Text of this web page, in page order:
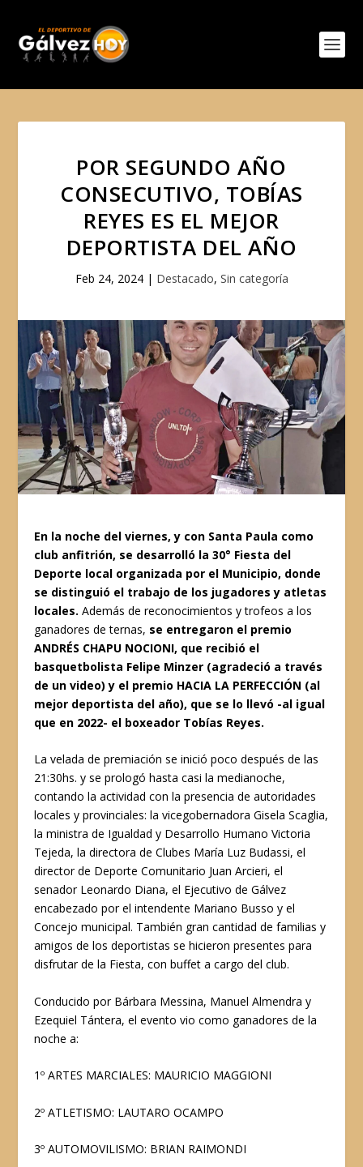
POR SEGUNDO AÑO
CONSECUTIVO, TOBÍAS
REYES ES EL MEJOR
DEPORTISTA DEL AÑO
Feb 24, 2024| Destacado, Sin categoría
En la noche del viernes, y con Santa Paula como
club anfitrión, se desarrolló la 30° Fiesta del
Deporte local organizada por el Municipio, donde
se distinguió el trabajo de los jugadores y atletas
locales. Además de reconocimientos y trofeos a los
ganadores de ternas, se entregaron el premio
ANDRÉS CHAPU NOCIONI, que recibió el
basquetbolista Felipe Minzer (agradeció a través
de un video) y el premio HACIA LA PERFECCIÓN (al
mejor deportista del año), que se lo llevó -al igual
que en 2022- el boxeador Tobías Reyes.
La velada de premiación se inició poco después de las
21:30hs. y se prologó hasta casi la medianoche,
contando la actividad con la presencia de autoridades
locales y provinciales: la vicegobernadora Gisela Scaglia,
la ministra de Igualdad y Desarrollo Humano Victoria
Tejeda, la directora de Clubes María Luz Budassi, el
director de Deporte Comunitario Juan Arcieri, el
senador Leonardo Diana, el Ejecutivo de Gálvez
encabezado por el intendente Mariano Busso y el
Concejo municipal. También gran cantidad de familias y
amigos de los deportistas se hicieron presentes para
disfrutar de la Fiesta, con buffet a cargo del club.
Conducido por Bárbara Messina, Manuel Almendra y
Ezequiel Tántera, el evento vio como ganadores de la
noche a:
1º ARTES MARCIALES: MAURICIO MAGGIONI
2º ATLETISMO: LAUTARO OCAMPO
3º AUTOMOVILISMO: BRIAN RAIMONDI